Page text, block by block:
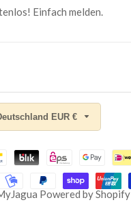
Einfach melden.
Powered by Shopify
Deutschland EUR €